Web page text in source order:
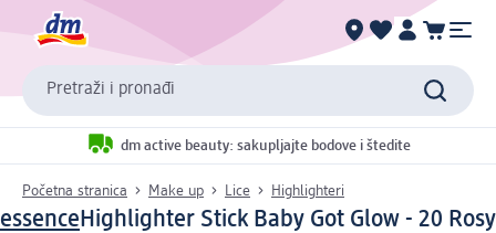
Pretraži i pronađi
dm active beauty: sakupljajte bodove i štedite
Početna stranica Make up Lice Highlighteri
essence Highlighter Stick Baby Got Glow - 20 Rosy